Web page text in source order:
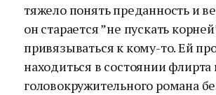
тяжело понять преданность и
он старается ”не пускать
привязываться к кому-то. Ей
находиться в состоянии флирта
головокружительного романа